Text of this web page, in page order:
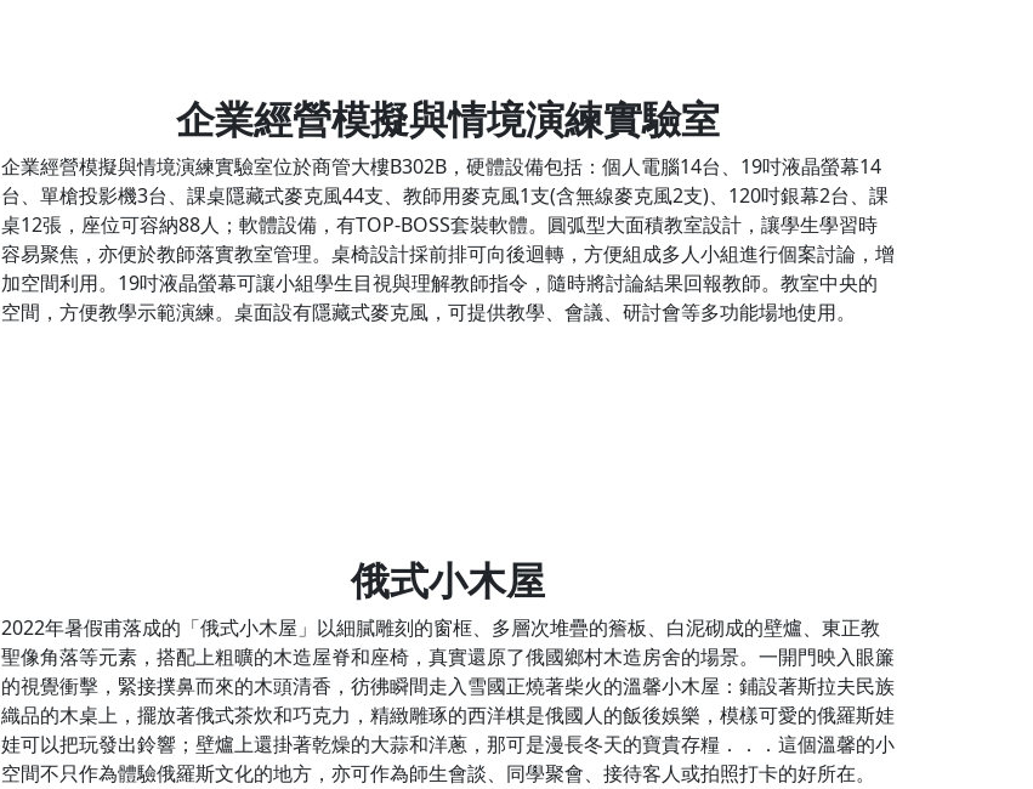
企業經營模擬與情境演練實驗室
企業經營模擬與情境演練實驗室位於商管大樓B302B，硬體設備包括：個人電腦14台、19吋液晶螢幕14
台、單槍投影機3台、課桌隱藏式麥克風44支、教師用麥克風1支(含無線麥克風2支)、120吋銀幕2台、課
桌12張，座位可容納88人；軟體設備，有TOP-BOSS套裝軟體。圓弧型大面積教室設計，讓學生學習時
容易聚焦，亦便於教師落實教室管理。桌椅設計採前排可向後迴轉，方便組成多人小組進行個案討論，增
加空間利用。19吋液晶螢幕可讓小組學生目視與理解教師指令，隨時將討論結果回報教師。教室中央的
空間，方便教學示範演練。桌面設有隱藏式麥克風，可提供教學、會議、研討會等多功能場地使用。
俄式小木屋
2022年暑假甫落成的「俄式小木屋」以細膩雕刻的窗框、多層次堆疊的簷板、白泥砌成的壁爐、東正教
聖像角落等元素，搭配上粗曠的木造屋脊和座椅，真實還原了俄國鄉村木造房舍的場景。一開門映入眼簾
的視覺衝擊，緊接撲鼻而來的木頭清香，彷彿瞬間走入雪國正燒著柴火的溫馨小木屋：鋪設著斯拉夫民族
織品的木桌上，擺放著俄式茶炊和巧克力，精緻雕琢的西洋棋是俄國人的飯後娛樂，模樣可愛的俄羅斯娃
娃可以把玩發出鈴響；壁爐上還掛著乾燥的大蒜和洋蔥，那可是漫長冬天的寶貴存糧．．．這個溫馨的小
空間不只作為體驗俄羅斯文化的地方，亦可作為師生會談、同學聚會、接待客人或拍照打卡的好所在。